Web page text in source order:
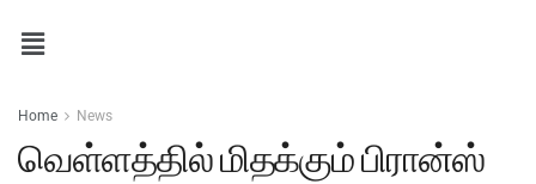
Home News
வெள்ளத்தில் மிதக்கும் பிரான்ஸ்